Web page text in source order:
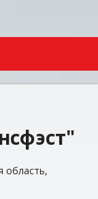
область,